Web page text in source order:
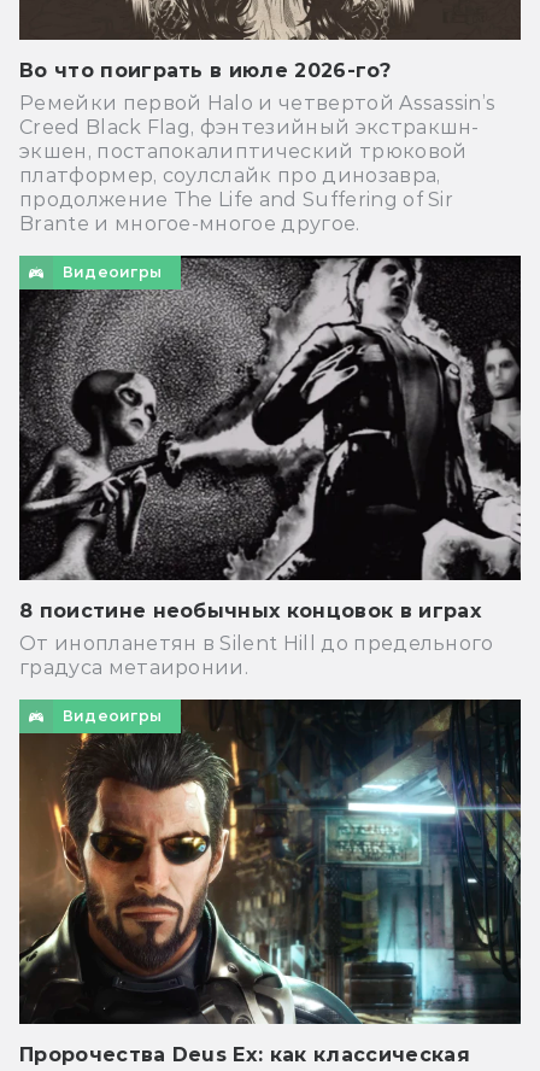
Во что поиграть в июле 2026-го?
Ремейки первой Halo и четвертой Assassin’s
Creed Black Flag, фэнтезийный экстракшн-
экшен, постапокалиптический трюковой
платформер, соулслайк про динозавра,
продолжение The Life and Suffering of Sir
Brante и многое-многое другое.
Видеоигры
8 поистине необычных концовок в играх
От инопланетян в Silent Hill до предельного
градуса метаиронии.
Видеоигры
Пророчества Deus Ex: как классическая